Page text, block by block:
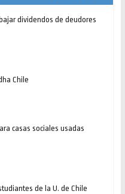
dividendos de deudores
Chile
casas sociales usadas
de la U. de Chile